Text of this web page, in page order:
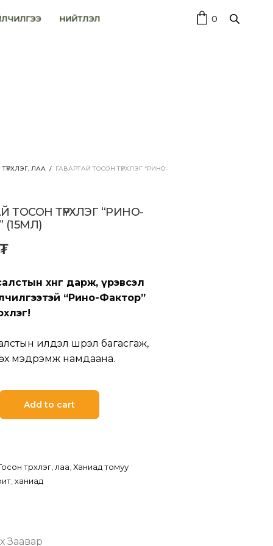
НИЙТЛЭЛ 0
ЛАА / ГАВАРТАЙ ТОСОН ТҮРХЛЭГ “РИНО-
ТОСОН ТҮРХЛЭГ “РИНО-
(15МЛ)
₮
хөөнгө дарж, үрэвсэл
“Рино-Фактор”
илүүдэл шүүрэл багасгаж,
мэдрэмж намдаана.
Add to cart
түрхлэг, лаа,Ханиад томуу
,ханиад
Заавар